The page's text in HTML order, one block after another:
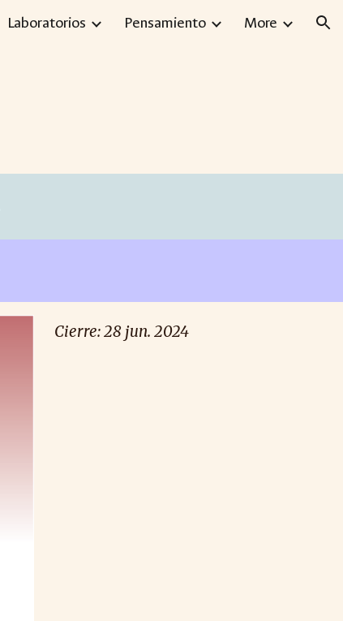
Laboratorios Pensamiento More
Cierre:28 jun. 2024